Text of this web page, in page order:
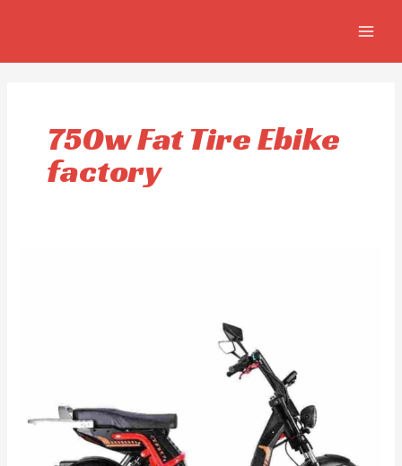
750w Fat Tire Ebike
factory